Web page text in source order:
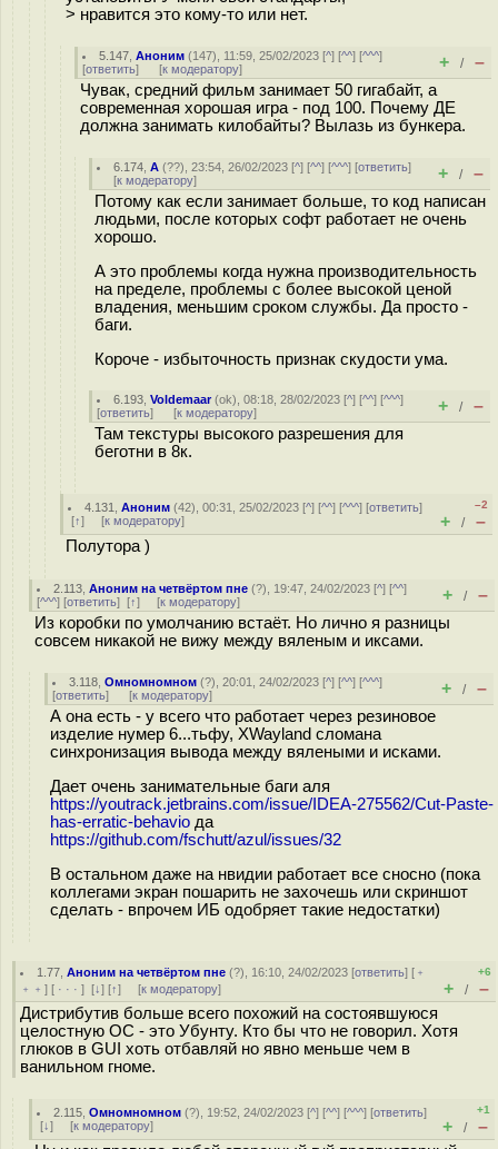
> нравится это кому-то или нет.
5.147 ,Аноним (147), 11:59, 25/02/2023 [^] [^^] [^^^]
[ответить] [к модератору] + / –
Чувак, средний фильм занимает 50 гигабайт, а
современная хорошая игра - под 100. Почему ДЕ
должна занимать килобайты? Вылазь из бункера.
6.174 ,А (??), 23:54, 26/02/2023 [^] [^^] [^^^] [ответить]
[к модератору] + / –
Потому как если занимает больше, то код написан
людьми, после которых софт работает не очень
хорошо.
А это проблемы когда нужна производительность
на пределе, проблемы с более высокой ценой
владения, меньшим сроком службы. Да просто -
баги.
Короче - избыточность признак скудости ума.
6.193 ,Voldemaar(ok), 08:18, 28/02/2023 [^] [^^] [^^^]
[ответить] [к модератору] + / –
Там текстуры высокого разрешения для
беготни в 8к.
4.131 ,Аноним (42), 00:31, 25/02/2023 [^] [^^] [^^^] [ответить]
[↑] [к модератору]
–2
+ / –
Полутора )
2.113 ,Аноним на четвёртом пне (?), 19:47, 24/02/2023 [^] [^^]
[^^^] [ответить] [↑] [к модератору] + / –
Из коробки по умолчанию встаёт. Но лично я разницы
совсем никакой не вижу между вяленым и иксами.
3.118 ,Омномномном (?), 20:01, 24/02/2023 [^] [^^] [^^^]
[ответить] [к модератору] + / –
А она есть - у всего что работает через резиновое
изделие нумер 6...тьфу, XWayland сломана
синхронизация вывода между вялеными и исками.
Дает очень занимательные баги аля
https://youtrack.jetbrains.com/issue/IDEA-275562/Cut-Paste-
has-erratic-behavio да
https://github.com/fschutt/azul/issues/32
В остальном даже на нвидии работает все сносно (пока
коллегами экран пошарить не захочешь или скриншот
сделать - впрочем ИБ одобряет такие недостатки)
1.77 ,Аноним на четвёртом пне (?), 16:10, 24/02/2023 [ответить] [ ﹢
﹢﹢ ] [ · · · ] [↓] [↑] [к модератору]
+6
+ / –
Дистрибутив больше всего похожий на состоявшуюся
целостную ОС - это Убунту. Кто бы что не говорил. Хотя
глюков в GUI хоть отбавляй но явно меньше чем в
ванильном гноме.
2.115 ,Омномномном (?), 19:52, 24/02/2023 [^] [^^] [^^^] [ответить]
[↓] [к модератору]
+1
+ / –